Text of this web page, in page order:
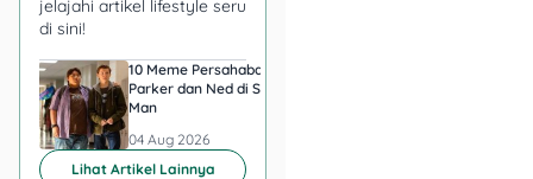
sertifikat
properti?
Langsung isidi
sinikami bantu
sampai cair 🏠🔑
jelajahi artikel lifestyle seru
di sini!
10 Meme Persahabatan
Parker dan Ned di Spider-
Man
04 Aug 2026
Lihat Artikel Lainnya